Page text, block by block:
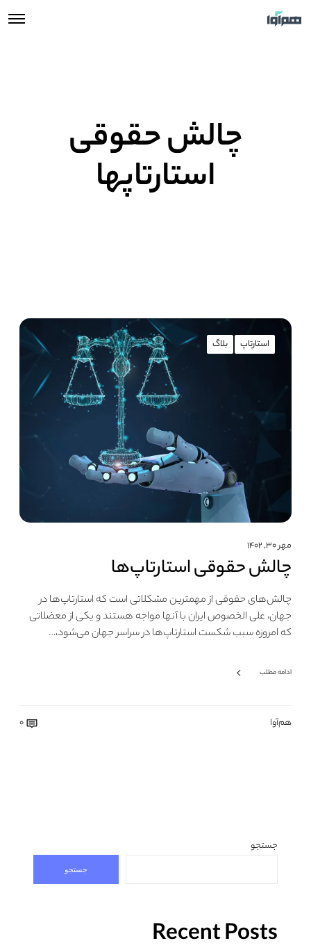
چالش حقوقی
استارتاپها
استارتاپ بلاگ
مهر ۳۰, ۱۴۰۲
چالش حقوقی استارتاپ‌ها
چالش‌های حقوقی از مهمترین مشکلاتی است که استارتاپ‌ها در
جهان، علی الخصوص ایران با آنها مواجه هستند و یکی از معضلاتی
که امروزه سبب شکست استارتاپ‌ها در سراسر جهان می‌شود،…
ادامه مطلب
هم‌آوا 0
جستجو
جستجو
Recent Posts